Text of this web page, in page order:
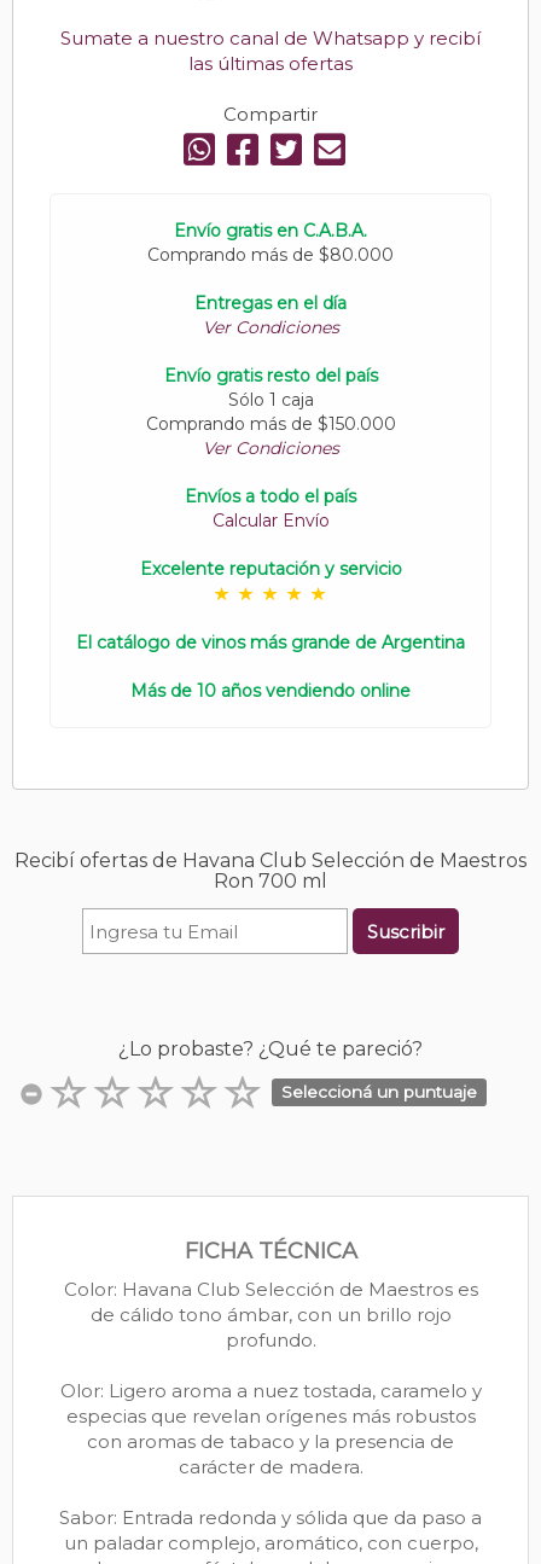
Sumate a nuestro canal de Whatsapp y recibí
las últimas ofertas
Compartir
Envío gratis en C.A.B.A.
Comprando más de $80.000
Entregas en el día
Ver Condiciones
Envío gratis resto del país
Sólo 1 caja
Comprando más de $150.000
Ver Condiciones
Envíos a todo el país
Calcular Envío
Excelente reputación y servicio
El catálogo de vinos más grande de Argentina
Más de 10 años vendiendo online
Recibí ofertas de Havana Club Selección de Maestros
Ron 700 ml
Suscribir
¿Lo probaste? ¿Qué te pareció?
Seleccioná un puntuaje
FICHA TÉCNICA
Color: Havana Club Selección de Maestros es
de cálido tono ámbar, con un brillo rojo
profundo.
Olor: Ligero aroma a nuez tostada, caramelo y
especias que revelan orígenes más robustos
con aromas de tabaco y la presencia de
carácter de madera.
Sabor: Entrada redonda y sólida que da paso a
un paladar complejo, aromático, con cuerpo,